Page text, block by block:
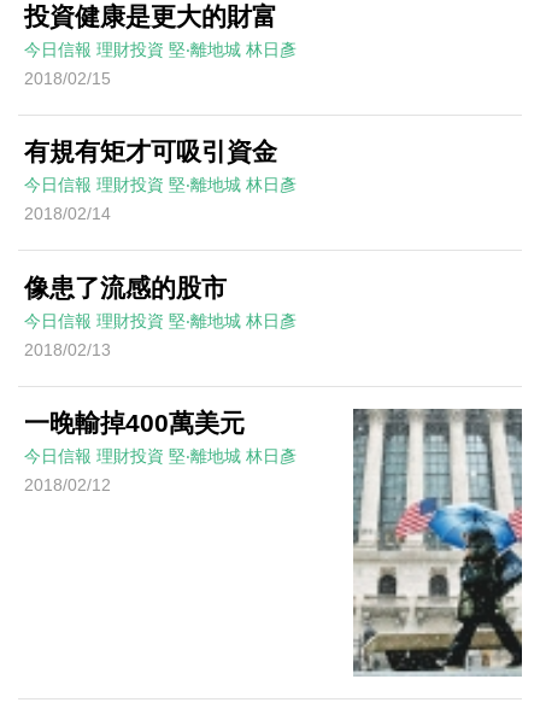
投資健康是更大的財富
今日信報 理財投資 堅‧離地城 林日彥
2018/02/15
有規有矩才可吸引資金
今日信報 理財投資 堅‧離地城 林日彥
2018/02/14
像患了流感的股市
今日信報 理財投資 堅‧離地城 林日彥
2018/02/13
一晚輸掉400萬美元
今日信報 理財投資 堅‧離地城 林日彥
2018/02/12